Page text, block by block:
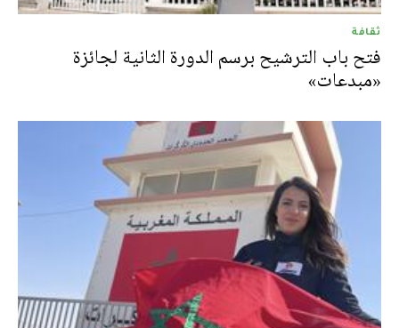
ثقافة
فتح باب الترشيح برسم الدورة الثانية لجائزة
«مبدعات»